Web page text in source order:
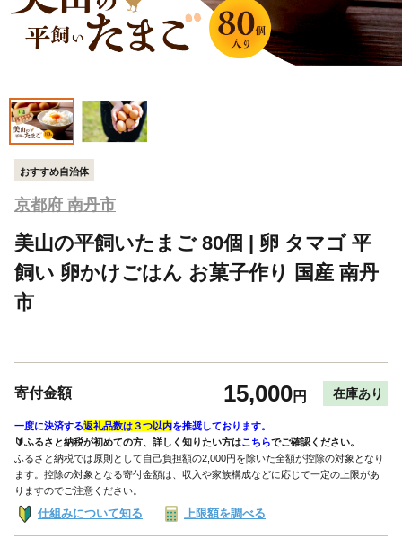
おすすめ自治体
京都府 南丹市
美山の平飼いたまご 80個 | 卵 タマゴ 平
飼い 卵かけごはん お菓子作り 国産 南丹
市
寄付金額 15,000円 在庫あり
一度に決済する返礼品数は３つ以内を推奨しております。
🔰ふるさと納税が初めての方、詳しく知りたい方はこちらでご確認ください。
ふるさと納税では原則として自己負担額の2,000円を除いた全額が控除の対象となり
ます。控除の対象となる寄付金額は、収入や家族構成などに応じて一定の上限があ
りますのでご注意ください。
仕組みについて知る 上限額を調べる